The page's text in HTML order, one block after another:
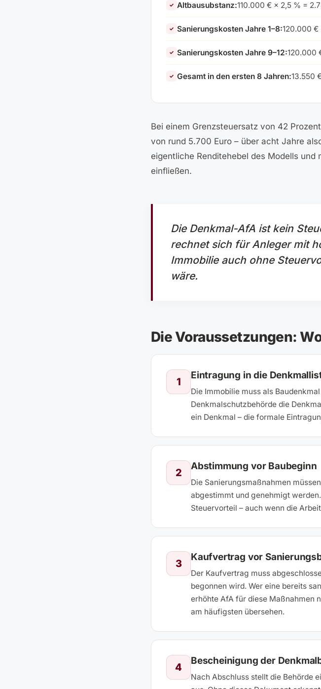
✓ Altbausubstanz:110.000 € × 2,5 % =
✓ Sanierungskosten Jahre 1–8:120.000 €
✓ Sanierungskosten Jahre 9–12:120.000
✓ Gesamt in den ersten 8 Jahren:13.550
Bei einem Grenzsteuersatz von 42
von rund 5.700 Euro – über acht Jahre
eigentliche Renditehebel des Modells
einfließen.
Die Denkmal-AfA ist kein
rechnet sich für Anleger mit
Immobilie auch ohne
wäre.
Die Voraussetzungen:
1
Eintragung in die
Die Immobilie muss als
Denkmalschutzbehörde die
ein Denkmal – die formale
2
Abstimmung vor Baubeginn
Die Sanierungsmaßnahmen
abgestimmt und genehmigt
Steuervorteil – auch wenn die
3
Kaufvertrag vor
Der Kaufvertrag muss
begonnen wird. Wer eine bereits
erhöhte AfA für diese Maßnahmen
am häufigsten übersehen.
4
Bescheinigung der
Nach Abschluss stellt die Behörde